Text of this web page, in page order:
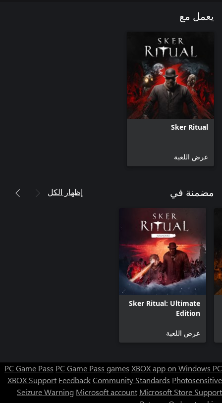
يعمل مع
Sker Ritual
عرض اللعبة
مضمنة في إظهار الكل
Sker Ritual: Ultimate
Edition
عرض اللعبة
PC Game Pass PC Game Pass games XBOX app on Windows PC
XBOX Support FeedbackCommunity Standards Photosensitive
Seizure Warning Microsoft account Microsoft Store Support